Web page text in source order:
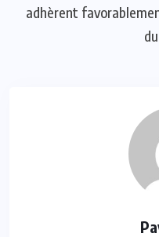
adhèrent